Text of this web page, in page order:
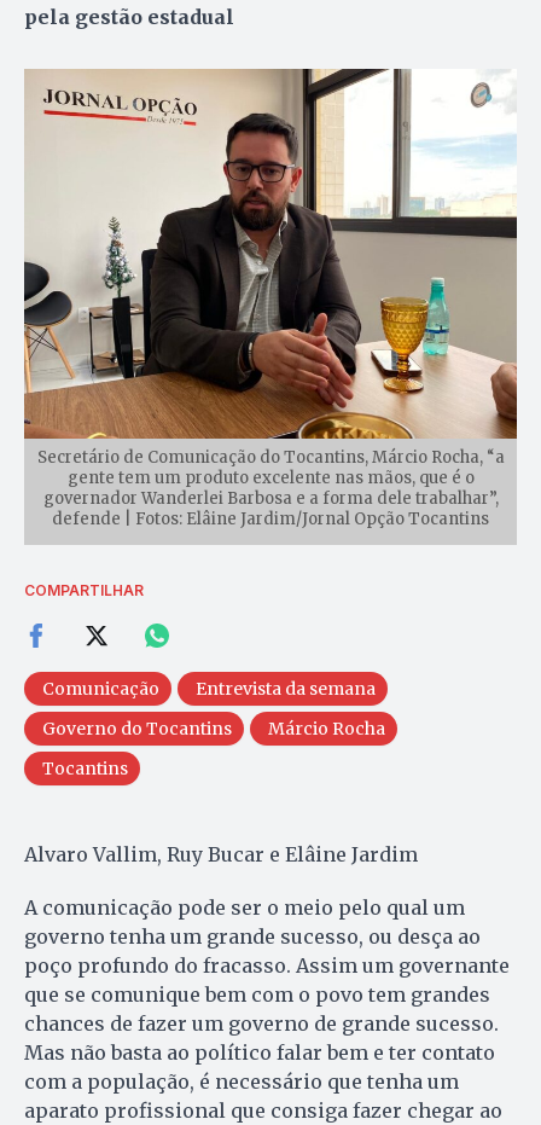
pela gestão estadual
Secretário de Comunicação do Tocantins, Márcio Rocha, “a
gente tem um produto excelente nas mãos, que é o
governador Wanderlei Barbosa e a forma dele trabalhar”,
defende | Fotos: Elâine Jardim/Jornal Opção Tocantins
COMPARTILHAR
Comunicação
Entrevista da semana
Governo do Tocantins
Márcio Rocha
Tocantins
Alvaro Vallim, Ruy Bucar e Elâine Jardim
A comunicação pode ser o meio pelo qual um
governo tenha um grande sucesso, ou desça ao
poço profundo do fracasso. Assim um governante
que se comunique bem com o povo tem grandes
chances de fazer um governo de grande sucesso.
Mas não basta ao político falar bem e ter contato
com a população, é necessário que tenha um
aparato profissional que consiga fazer chegar ao